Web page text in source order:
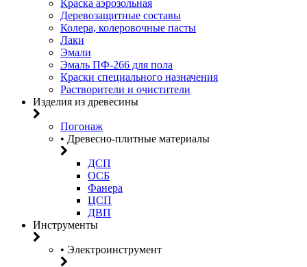
Краска аэрозольная
Деревозащитные составы
Колера, колеровочные пасты
Лаки
Эмали
Эмаль ПФ-266 для пола
Краски специального назначения
Растворители и очистители
Изделия из древесины
Погонаж
• Древесно-плитные материалы
ДСП
ОСБ
Фанера
ЦСП
ДВП
Инструменты
• Электроинструмент